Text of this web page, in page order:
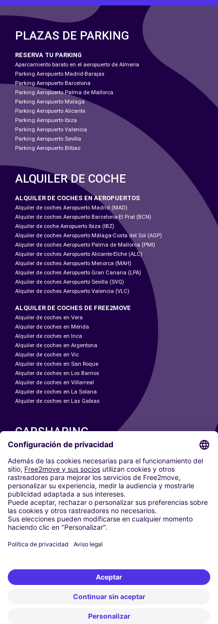
PLAZAS DE PARKING
RESERVA TU PARKING
Aparcamiento barato en el aeropuerto de Almeria
Parking Aeropuerto Madrid-Barajas
Parking Aeropuerto Barcelona
Parking Aeropuerto Palma de Mallorca
Parking Aeropuerto Malaga
Parking Aeropuerto Alicante
Parking Aeropuerto Ibiza
Parking Aeropuerto Valencia
Parking Aeropuerto Sevilla
Parking Aeropuerto Bilbao
ALQUILER DE COCHE
ALQUILER DE COCHES EN AEROPUERTOS
Alquiler de coches Aeropuerto Madrid (MAD)
Alquiler de coches Aeropuerto Barcelona-El Prat (BCN)
Alquiler de coche Aeropuerto Ibiza (IBZ)
Alquiler de coches Aeropuerto Málaga-Costa del Sol (AGP)
Alquiler de coches Aeropuerto Palma de Mallorca (PMI)
Alquiler de coches Aeropuerto Alicante-Elche (ALC)
Alquiler de coches Aeropuerto Menorca (MAH)
Alquiler de coches Aeropuerto Gran Canaria (LPA)
Alquiler de coches Aeropuerto Sevilla (SVQ)
Alquiler de coches Aeropuerto Valencia (VLC)
ALQUILER DE COCHES DE FREE2MOVE
Alquiler de coches en Vera
Alquiler de coches en Mérida
Alquiler de coches en Inca
Alquiler de coches en Argentona
Alquiler de coches en Vic
Alquiler de coches en San Roque
Alquiler de coches en Los Barrios
Alquiler de coches en Villarreal
Alquiler de coches en La Solana
Alquiler de coches en Las Gabias
CARSHARING
NUESTRAS CIUDADES
Paris
Madrid
Washington DC
Milán
Roma
Turín
Viena
Berlín
Düsseldorf